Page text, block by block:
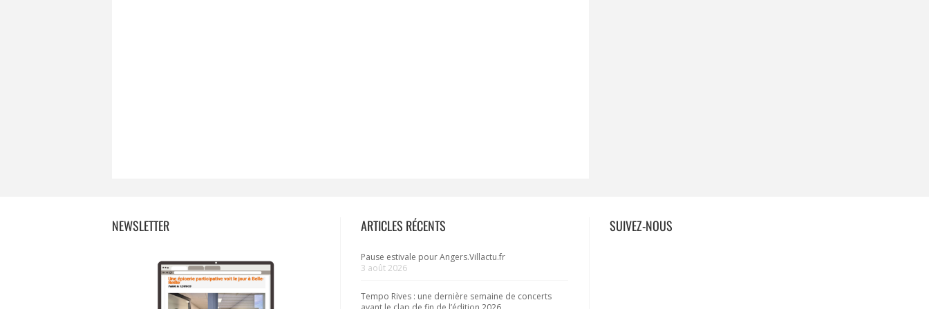
NEWSLETTER ARTICLES RÉCENTS
Pause estivale pour Angers.Villactu.fr
3 août 2026
Tempo Rives : une dernière semaine de concerts
SUIVEZ-NOUS